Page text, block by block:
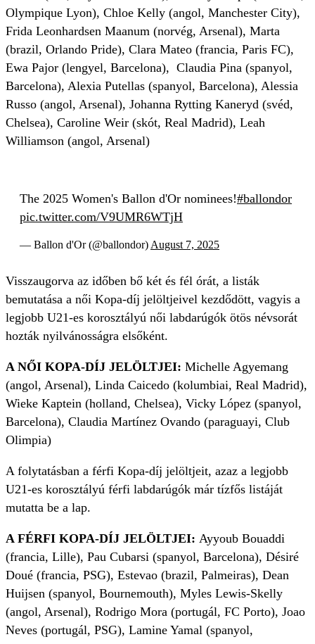
Olympique Lyon), Chloe Kelly (angol, Manchester City),
Frida Leonhardsen Maanum (norvég, Arsenal), Marta
(brazil, Orlando Pride), Clara Mateo (francia, Paris FC),
Ewa Pajor (lengyel, Barcelona), Claudia Pina (spanyol,
Barcelona), Alexia Putellas (spanyol, Barcelona), Alessia
Russo (angol, Arsenal), Johanna Rytting Kaneryd (svéd,
Chelsea), Caroline Weir (skót, Real Madrid), Leah
Williamson (angol, Arsenal)
The 2025 Women's Ballon d'Or nominees!#ballondor
pic.twitter.com/V9UMR6WTjH
— Ballon d'Or (@ballondor) August 7, 2025
Visszaugorva az időben bő két és fél órát, a listák
bemutatása a női Kopa-díj jelöltjeivel kezdődött, vagyis a
legjobb U21-es korosztályú női labdarúgók ötös névsorát
hozták nyilvánosságra elsőként.
A NŐI KOPA-DÍJ JELÖLTJEI: Michelle Agyemang
(angol, Arsenal), Linda Caicedo (kolumbiai, Real Madrid),
Wieke Kaptein (holland, Chelsea), Vicky López (spanyol,
Barcelona), Claudia Martínez Ovando (paraguayi, Club
Olimpia)
A folytatásban a férfi Kopa-díj jelöltjeit, azaz a legjobb
U21-es korosztályú férfi labdarúgók már tízfős listáját
mutatta be a lap.
A FÉRFI KOPA-DÍJ JELÖLTJEI: Ayyoub Bouaddi
(francia, Lille), Pau Cubarsi (spanyol, Barcelona), Désiré
Doué (francia, PSG), Estevao (brazil, Palmeiras), Dean
Huijsen (spanyol, Bournemouth), Myles Lewis-Skelly
(angol, Arsenal), Rodrigo Mora (portugál, FC Porto), Joao
Neves (portugál, PSG), Lamine Yamal (spanyol,